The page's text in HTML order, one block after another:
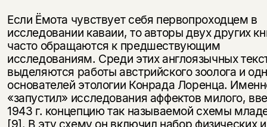
Если Ёмота чувствует себя первопроходцем в
исследовании каваии, то авторы двух других
часто обращаются к предшествующим
исследованиям. Среди этих англоязычных
выделяются работы австрийского зоолога и
основателей этологии Конрада Лоренца.
«запустил» исследования аффектов милого,
1943 г. концепцию так называемой схемы
[9]. В эту схему он включил набор физических и